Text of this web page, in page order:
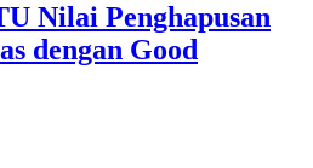
Nilai Penghapusan
dengan Good